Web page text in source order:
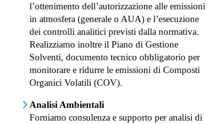
l’ottenimento dell’autorizzazione alle emissioni
in atmosfera (generale o AUA) e l’esecuzione
dei controlli analitici previsti dalla normativa.
Realizziamo inoltre il Piano di Gestione
Solventi, documento tecnico obbligatorio per
monitorare e ridurre le emissioni di Composti
Organici Volatili (COV).
Analisi Ambientali
Forniamo consulenza e supporto per analisi di